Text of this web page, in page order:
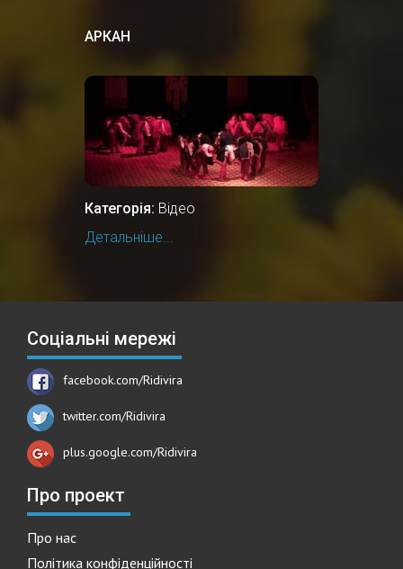
АРКАН
Категорія: Відео
Детальніше...
Соціальні мережі
facebook.com/Ridivira
twitter.com/Ridivira
plus.google.com/Ridivira
Про проект
Про нас
Політика конфіденційності